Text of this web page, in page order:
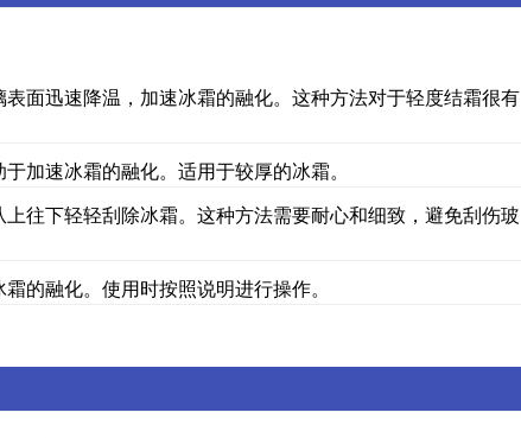
面迅速降温，加速冰霜的融化。这种方法对于轻度结霜很有
加速冰霜的融化。适用于较厚的冰霜。
往下轻轻刮除冰霜。这种方法需要耐心和细致，避免刮伤玻
的融化。使用时按照说明进行操作。